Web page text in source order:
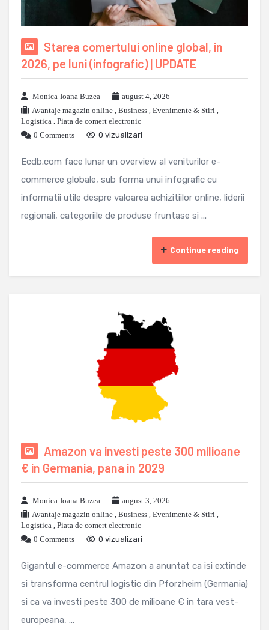
Starea comertului online global, in
2026, pe luni (infografic) | UPDATE
Monica-Ioana Buzea
august 4, 2026
Avantaje magazin online , Business , Evenimente & Stiri ,
Logistica , Piata de comert electronic
0 Comments
0 vizualizari
Ecdb.com face lunar un overview al veniturilor e-
commerce globale, sub forma unui infografic cu
informatii utile despre valoarea achizitiilor online, liderii
regionali, categoriile de produse fruntase si ...
Continue reading
Amazon va investi peste 300 milioane
€ in Germania, pana in 2029
Monica-Ioana Buzea
august 3, 2026
Avantaje magazin online , Business , Evenimente & Stiri ,
Logistica , Piata de comert electronic
0 Comments
0 vizualizari
Gigantul e-commerce Amazon a anuntat ca isi extinde
si transforma centrul logistic din Pforzheim (Germania)
si ca va investi peste 300 de milioane € in tara vest-
europeana, ...